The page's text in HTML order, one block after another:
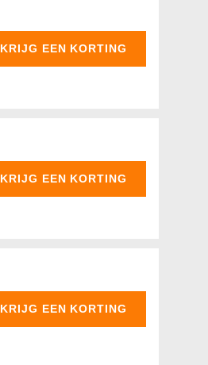
KRIJG EEN KORTING
KRIJG EEN KORTING
KRIJG EEN KORTING